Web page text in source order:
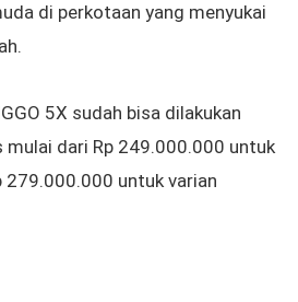
di perkotaan yang menyukai
5X sudah bisa dilakukan
mulai dari Rp 249.000.000 untuk
279.000.000 untuk varian